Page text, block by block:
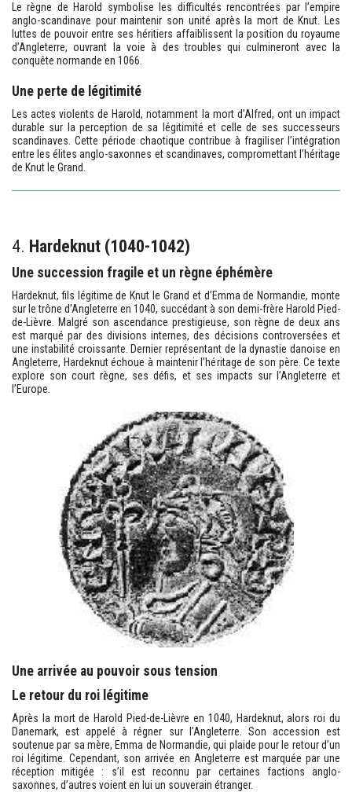
Le règne de Harold symbolise les difficultés rencontrées par l’empire
anglo-scandinave pour maintenir son unité après la mort de Knut. Les
luttes de pouvoir entre ses héritiers affaiblissent la position du royaume
d’Angleterre, ouvrant la voie à des troubles qui culmineront avec la
conquête normande en 1066.
Une perte de légitimité
Les actes violents de Harold, notamment la mort d’Alfred, ont un impact
durable sur la perception de sa légitimité et celle de ses successeurs
scandinaves. Cette période chaotique contribue à fragiliser l’intégration
entre les élites anglo-saxonnes et scandinaves, compromettant l’héritage
de Knut le Grand.
4. Hardeknut (1040-1042)
Une succession fragile et un règne éphémère
Hardeknut, fils légitime de Knut le Grand et d’Emma de Normandie, monte
sur le trône d’Angleterre en 1040, succédant à son demi-frère Harold Pied-
de-Lièvre. Malgré son ascendance prestigieuse, son règne de deux ans
est marqué par des divisions internes, des décisions controversées et
une instabilité croissante. Dernier représentant de la dynastie danoise en
Angleterre, Hardeknut échoue à maintenir l’héritage de son père. Ce texte
explore son court règne, ses défis, et ses impacts sur l’Angleterre et
l’Europe.
Une arrivée au pouvoir sous tension
Le retour du roi légitime
Après la mort de Harold Pied-de-Lièvre en 1040, Hardeknut, alors roi du
Danemark, est appelé à régner sur l’Angleterre. Son accession est
soutenue par sa mère, Emma de Normandie, qui plaide pour le retour d’un
roi légitime. Cependant, son arrivée en Angleterre est marquée par une
réception mitigée : s’il est reconnu par certaines factions anglo-
saxonnes, d’autres voient en lui un souverain étranger.